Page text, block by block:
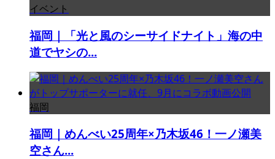
イベント
福岡｜「光と風のシーサイドナイト」海の中
道でヤシの...
福岡
福岡｜めんべい25周年×乃木坂46！一ノ瀬美
空さん...